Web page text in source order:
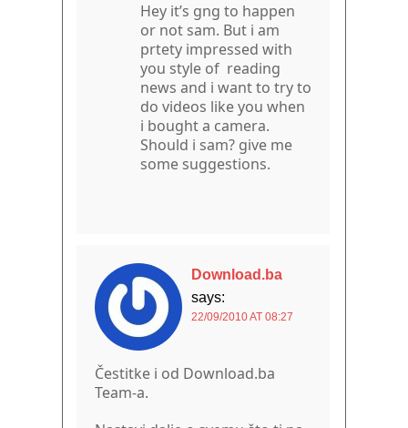
Hey it’s gng to happen
or not sam. But i am
prtety impressed with
you style of reading
news and i want to try to
do videos like you when
i bought a camera.
Should i sam? give me
some suggestions.
Download.ba
says:
22/09/2010 AT 08:27
Čestitke i od Download.ba
Team-a.